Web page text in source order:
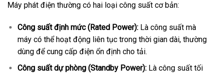
Máy phát điện thường có hai loại công suất cơ bản:
Công suất định mức (Rated Power):Là công suất mà
máy có thể hoạt động liên tục trong thời gian dài, thường
dùng để cung cấp điện ổn định cho tải.
Công suất dự phòng (Standby Power):Là công suất tối